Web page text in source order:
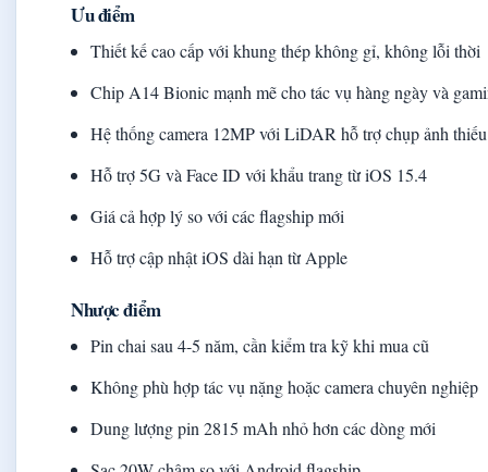
Ưu điểm
Thiết kế cao cấp với khung thép không gỉ, không lỗi thời
Chip A14 Bionic mạnh mẽ cho tác vụ hàng ngày và
Hệ thống camera 12MP với LiDAR hỗ trợ chụp ảnh
Hỗ trợ 5G và Face ID với khẩu trang từ iOS 15.4
Giá cả hợp lý so với các flagship mới
Hỗ trợ cập nhật iOS dài hạn từ Apple
Nhược điểm
Pin chai sau 4-5 năm, cần kiểm tra kỹ khi mua cũ
Không phù hợp tác vụ nặng hoặc camera chuyên nghiệp
Dung lượng pin 2815 mAh nhỏ hơn các dòng mới